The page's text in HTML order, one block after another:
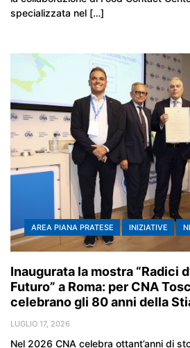
specializzata nel […]
AREA PIANA PRATESE INIZIATIVE
Inaugurata la mostra “Radici
Futuro” a Roma: per CNA
celebrano gli 80 anni della
LUGLIO 17, 2026
Nel 2026 CNA celebra ottant’anni di